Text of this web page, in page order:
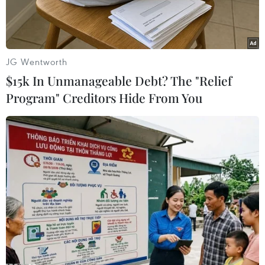
(Nguồn: Anadolu Agency)
Ngày 22/6, Tổng thống Mỹ Donald Trump cho
biết ông sẽ áp đặt các lệnh trừng phạt bổ sung
đối với Iran nhằm ngăn chặn Tehran có được
các vũ khí hạt nhân.
Bên cạnh đó, ông Trump cũng nói rằng hành
động quân sự vẫn có thể xảy ra.
JG Wentworth
$15k In Unmanageable Debt? The "Relief
Program" Creditors Hide From You